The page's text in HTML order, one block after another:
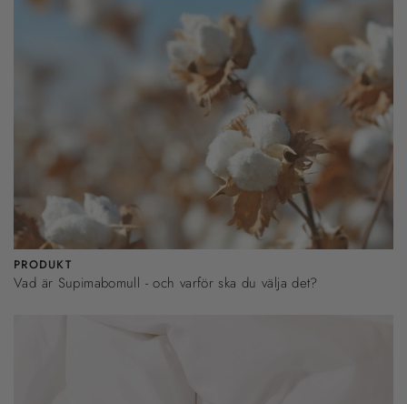
PRODUKT
Vad är Supimabomull - och varför ska du välja det?